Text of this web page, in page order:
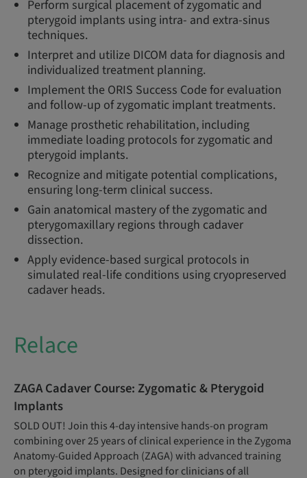
Perform surgical placement of zygomatic and
pterygoid implants using intra- and extra-sinus
techniques.
Interpret and utilize DICOM data for diagnosis and
individualized treatment planning.
Implement the ORIS Success Code for evaluation
and follow-up of zygomatic implant treatments.
Manage prosthetic rehabilitation, including
immediate loading protocols for zygomatic and
pterygoid implants.
Recognize and mitigate potential complications,
ensuring long-term clinical success.
Gain anatomical mastery of the zygomatic and
pterygomaxillary regions through cadaver
dissection.
Apply evidence-based surgical protocols in
simulated real-life conditions using cryopreserved
cadaver heads.
Relace
ZAGA Cadaver Course: Zygomatic & Pterygoid
Implants
SOLD OUT! Join this 4-day intensive hands-on program
combining over 25 years of clinical experience in the Zygoma
Anatomy-Guided Approach (ZAGA) with advanced training
on pterygoid implants. Designed for clinicians of all